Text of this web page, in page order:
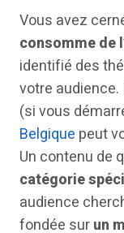
Vous avez
consomme de
identifié des
votre
(si vous
Belgique peut
Un contenu de
catégorie
audience
fondée surun